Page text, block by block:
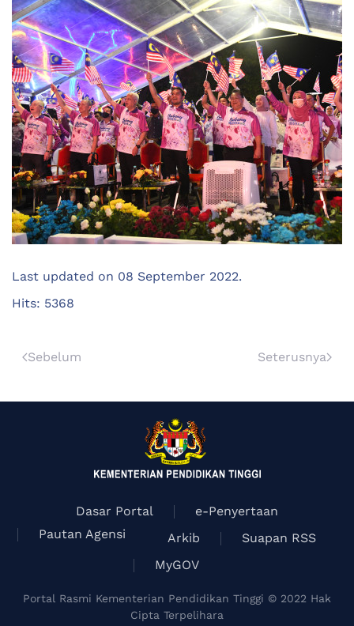
Last updated on 08 September 2022.
Hits: 5368
Sebelum Seterusnya
Dasar Portal
e-Penyertaan
Pautan Agensi
Arkib
Suapan RSS
MyGOV
Portal Rasmi Kementerian Pendidikan Tinggi © 2022 Hak
Cipta Terpelihara